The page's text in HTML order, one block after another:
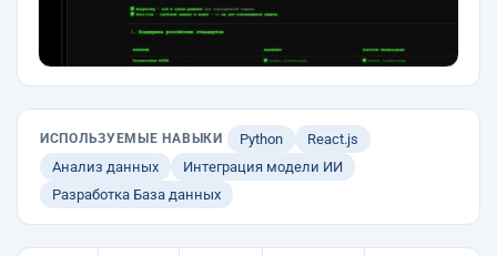
ИСПОЛЬЗУЕМЫЕ НАВЫКИ Python
React.js
Анализ данных
Интеграция модели ИИ
Разработка База данных